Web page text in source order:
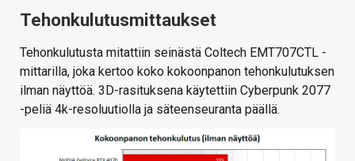
Tehonkulutusmittaukset
Tehonkulutusta mitattiin seinästä Coltech EMT707CTL -
mittarilla, joka kertoo koko kokoonpanon tehonkulutuksen
ilman näyttöä. 3D-rasituksena käytettiin Cyberpunk 2077
-peliä 4k-resoluutiolla ja säteenseuranta päällä.